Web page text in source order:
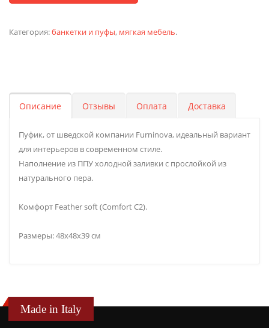
Категория:банкетки и пуфы, мягкая мебель.
Описание Отзывы Оплата Доставка
Пуфик, от шведской компании Furninova, идеальный вариант
для интерьеров в современном стиле.
Наполнение из ППУ холодной заливки c прослойкой из
натурального пера.
Комфорт Feather soft (Comfort C2).
Размеры: 48x48x39 см
Made in Italy